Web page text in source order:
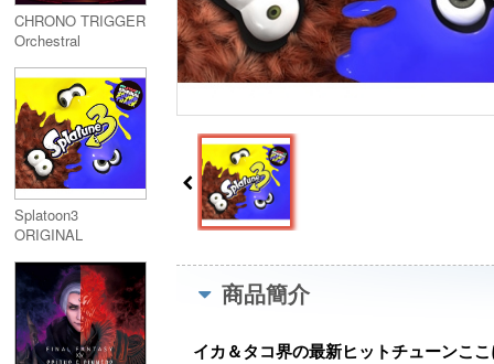
CHRONO TRIGGER
Orchestral
える旋律
Splatoon3
ORIGINAL
Splatune3-
商品簡介
イカ＆タコ界の最新ヒットチューンこ